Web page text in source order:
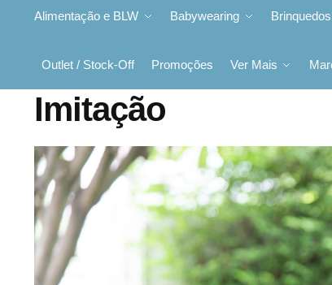
Alimentação e BLW Babywearing Brinquedos
Outlet / Stock-Off Promoções Ver Mais
Imitação